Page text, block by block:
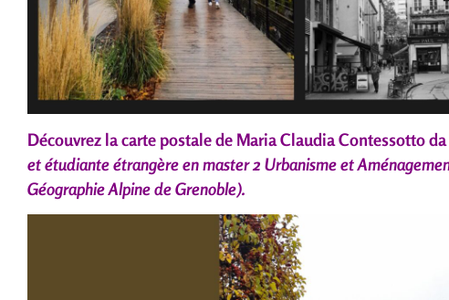
Découvrez la carte postale de Maria Claudia Contessotto
et étudiante étrangère en master 2 Urbanisme et
Géographie Alpine de Grenoble).